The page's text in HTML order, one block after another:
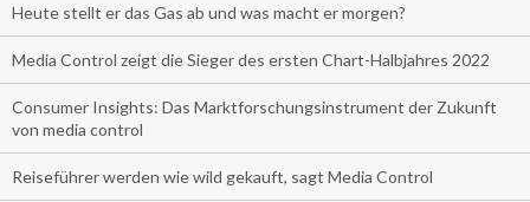
Heute stellt er das Gas ab und was macht er morgen?
Media Control zeigt die Sieger des ersten Chart-Halbjahres 2022
Consumer Insights: Das Marktforschungsinstrument der Zukunft
von media control
Reiseführer werden wie wild gekauft, sagt Media Control